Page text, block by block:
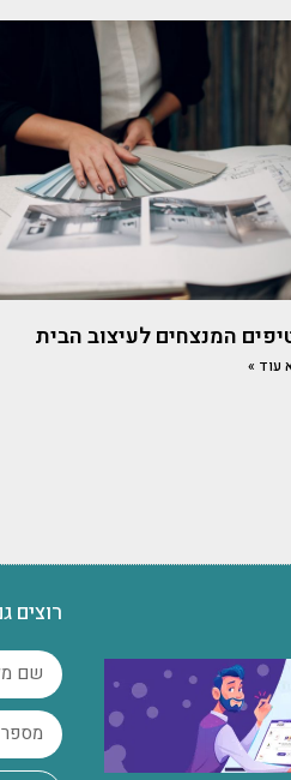
המנצחים לעיצוב הבית
עוד »
רוצים